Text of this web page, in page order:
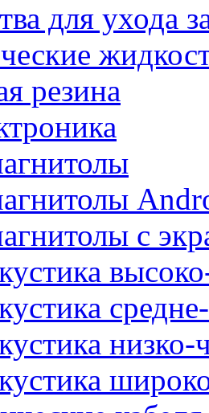
для ухода
резина
с
низко-